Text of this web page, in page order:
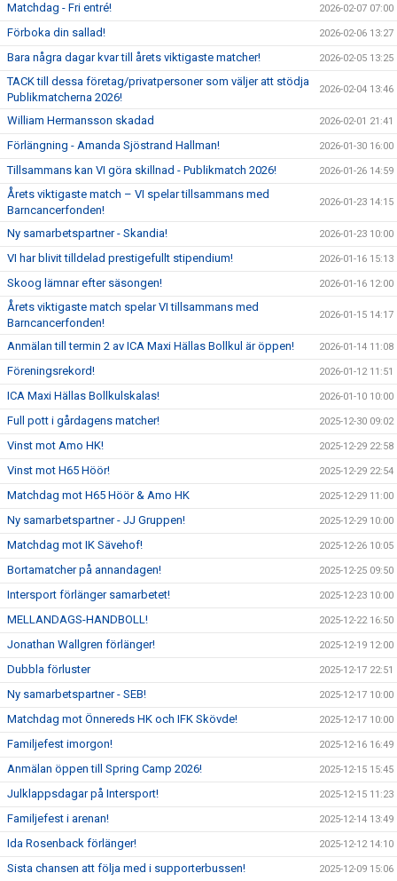
Matchdag - Fri entré! 2026-02-07 07:00
Förboka din sallad! 2026-02-06 13:27
Bara några dagar kvar till årets viktigaste matcher! 2026-02-05 13:25
TACK till dessa företag/privatpersoner som väljer att stödja
Publikmatcherna 2026!
2026-02-04 13:46
William Hermansson skadad 2026-02-01 21:41
Förlängning - Amanda Sjöstrand Hallman! 2026-01-30 16:00
Tillsammans kan VI göra skillnad - Publikmatch 2026! 2026-01-26 14:59
Årets viktigaste match – VI spelar tillsammans med
Barncancerfonden!
2026-01-23 14:15
Ny samarbetspartner - Skandia! 2026-01-23 10:00
VI har blivit tilldelad prestigefullt stipendium! 2026-01-16 15:13
Skoog lämnar efter säsongen! 2026-01-16 12:00
Årets viktigaste match spelar VI tillsammans med
Barncancerfonden!
2026-01-15 14:17
Anmälan till termin 2 av ICA Maxi Hällas Bollkul är öppen! 2026-01-14 11:08
Föreningsrekord! 2026-01-12 11:51
ICA Maxi Hällas Bollkulskalas! 2026-01-10 10:00
Full pott i gårdagens matcher! 2025-12-30 09:02
Vinst mot Amo HK! 2025-12-29 22:58
Vinst mot H65 Höör! 2025-12-29 22:54
Matchdag mot H65 Höör & Amo HK 2025-12-29 11:00
Ny samarbetspartner - JJ Gruppen! 2025-12-29 10:00
Matchdag mot IK Sävehof! 2025-12-26 10:05
Bortamatcher på annandagen! 2025-12-25 09:50
Intersport förlänger samarbetet! 2025-12-23 10:00
MELLANDAGS-HANDBOLL! 2025-12-22 16:50
Jonathan Wallgren förlänger! 2025-12-19 12:00
Dubbla förluster 2025-12-17 22:51
Ny samarbetspartner - SEB! 2025-12-17 10:00
Matchdag mot Önnereds HK och IFK Skövde! 2025-12-17 10:00
Familjefest imorgon! 2025-12-16 16:49
Anmälan öppen till Spring Camp 2026! 2025-12-15 15:45
Julklappsdagar på Intersport! 2025-12-15 11:23
Familjefest i arenan! 2025-12-14 13:49
Ida Rosenback förlänger! 2025-12-12 14:10
Sista chansen att följa med i supporterbussen! 2025-12-09 15:06